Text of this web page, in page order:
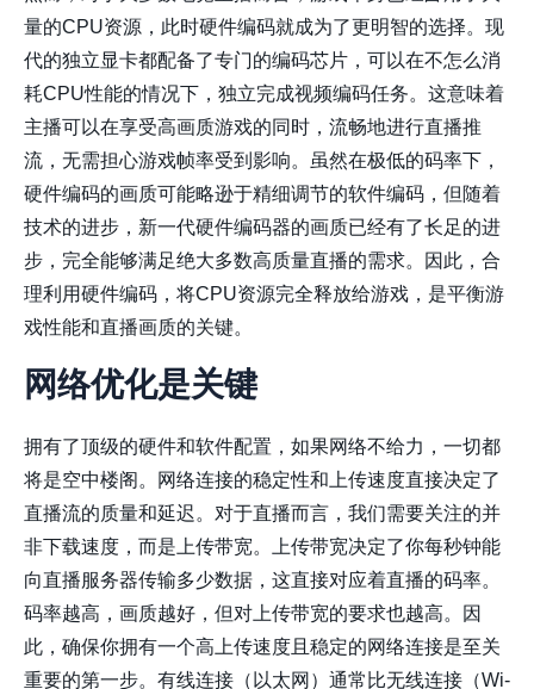
量的CPU资源，此时硬件编码就成为了更明智的选择。现
代的独立显卡都配备了专门的编码芯片，可以在不怎么消
耗CPU性能的情况下，独立完成视频编码任务。这意味着
主播可以在享受高画质游戏的同时，流畅地进行直播推
流，无需担心游戏帧率受到影响。虽然在极低的码率下，
硬件编码的画质可能略逊于精细调节的软件编码，但随着
技术的进步，新一代硬件编码器的画质已经有了长足的进
步，完全能够满足绝大多数高质量直播的需求。因此，合
理利用硬件编码，将CPU资源完全释放给游戏，是平衡游
戏性能和直播画质的关键。
网络优化是关键
拥有了顶级的硬件和软件配置，如果网络不给力，一切都
将是空中楼阁。网络连接的稳定性和上传速度直接决定了
直播流的质量和延迟。对于直播而言，我们需要关注的并
非下载速度，而是 上传带宽。上传带宽决定了你每秒钟能
向直播服务器传输多少数据，这直接对应着直播的码率。
码率越高，画质越好，但对上传带宽的要求也越高。因
此，确保你拥有一个高上传速度且稳定的网络连接是至关
重要的第一步。有线连接（以太网）通常比无线连接（Wi-